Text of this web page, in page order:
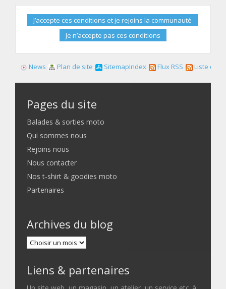
News Plan de site SitemapIndex Flux RSS Liste des
Pages du site
Balades & sorties moto
Qui sommes nous
Rejoins nous
Nous contacter
Nos t-shirt & goodies moto
Partenaires
Archives du blog
Liens & partenaires